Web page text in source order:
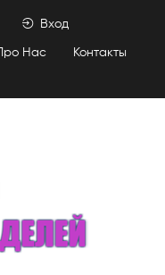
Про Нас
Контакты
Вход